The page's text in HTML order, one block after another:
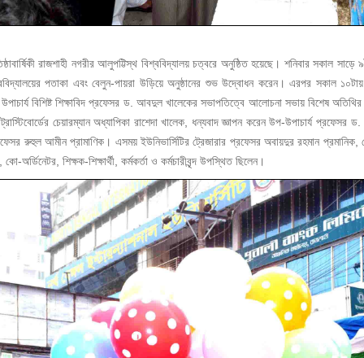
রাজশাহী নগরীর আলুপট্টিস্থ বিশ্ববিদ্যালয় চত্বরে অনুষ্ঠিত হয়েছে। শনিবার সকাল সাড়ে
পতাকা এবং বেলুন-পায়রা উড়িয়ে অনুষ্ঠানের শুভ উদ্বোধন করেন। এরপর সকাল ১০টায়
উপাচার্য বিশিষ্ট শিক্ষাবিদ প্রফেসর ড. আবদুল খালেকের সভাপতিত্বে আলোচনা সভায় বিশেষ
চেয়ারম্যান অধ্যাপিকা রাশেদা খালেক, ধন্যবাদ জ্ঞাপন করেন উপ-উপাচার্য
রুহুল আমীন প্রামাণিক। এসময় ইউনিভার্সিটির ট্রেজারার প্রফেসর অবায়দুর রহমান প্রমানিক,
অর্ডিনেটর, শিক্ষক-শিক্ষার্থী, কর্মকর্তা ও কর্মচারীবৃন্দ উপস্থিত ছিলেন।